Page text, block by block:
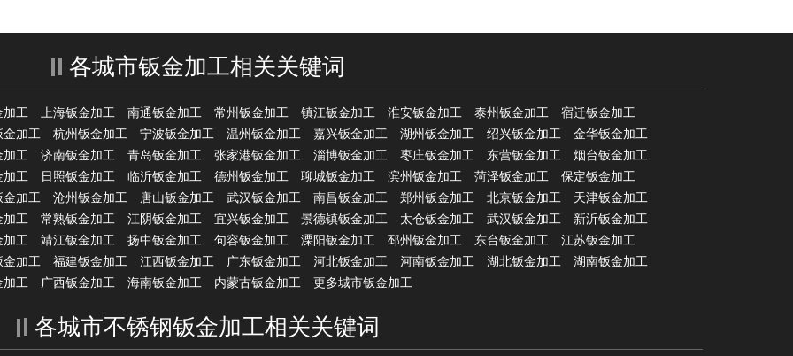
各城市钣金加工相关关键词
加工 上海钣金加工 南通钣金加工 常州钣金加工 镇江钣金加工 淮安钣金加工 泰州钣金加工
宿迁钣金加工
金加工 杭州钣金加工 宁波钣金加工 温州钣金加工 嘉兴钣金加工 湖州钣金加工 绍兴钣金加工
金华钣金加工
加工 济南钣金加工 青岛钣金加工 张家港钣金加工 淄博钣金加工 枣庄钣金加工 东营钣金加工
烟台钣金加工
加工 日照钣金加工 临沂钣金加工 德州钣金加工 聊城钣金加工 滨州钣金加工 菏泽钣金加工
保定钣金加工
金加工 沧州钣金加工 唐山钣金加工 武汉钣金加工 南昌钣金加工 郑州钣金加工 北京钣金加工
天津钣金加工
加工 常熟钣金加工 江阴钣金加工 宜兴钣金加工 景德镇钣金加工 太仓钣金加工 武汉钣金加工
新沂钣金加工
加工 靖江钣金加工 扬中钣金加工 句容钣金加工 溧阳钣金加工 邳州钣金加工 东台钣金加工
江苏钣金加工
金加工 福建钣金加工 江西钣金加工 广东钣金加工 河北钣金加工 河南钣金加工 湖北钣金加工
湖南钣金加工
加工 广西钣金加工 海南钣金加工 内蒙古钣金加工 更多城市钣金加工
各城市不锈钢钣金加工相关关键词